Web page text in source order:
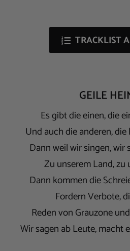
TRACKLIST
GEILE
Es gibt die einen, die
Und auch die anderen,
Dann weil wir singen, wir
Zu unserem Land,
Dann kommen die
Fordern Verbote,
Reden von Grauzone
Wir sagen ab Leute, macht